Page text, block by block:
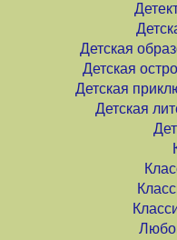
Детская
Детская
Детская
Детская